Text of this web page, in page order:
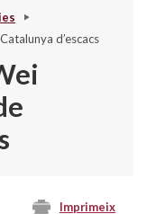
d’escacs
Imprimeix